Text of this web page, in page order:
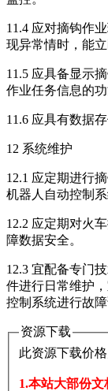
11.4 应对摘钩作
现异常情时，能
11.5 应具备显示
作业任务信息的功
11.6 应具有数据
12 系统维护
12.1 应定期进行
机器人自动控制
12.2 应定期对火
障数据安全。
12.3 宜配备专门
件进行日常维护
控制系统进行故
资源下载
此资源下载价
1.本站大部份